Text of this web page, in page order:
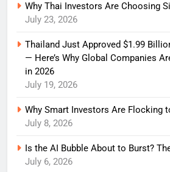
Why Thai Investors Are Choosing
July 23, 2026
Thailand Just Approved $1.99
— Here’s Why Global Companies
in 2026
July 19, 2026
Why Smart Investors Are Flocking
July 8, 2026
Is the AI Bubble About to Burst?
July 6, 2026